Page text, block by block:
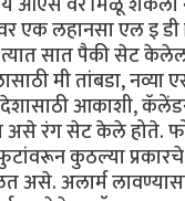
एक लहानसा एल इ
सात पैकी सेट
मी तांबडा,
आकाशी,
असे रंग सेट केले होते.
कुठल्या
अलार्म